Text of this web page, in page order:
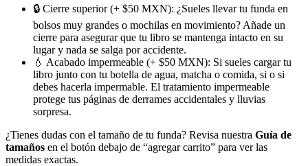
🔒 Cierre superior (+ $50 MXN): ¿Sueles llevar tu funda en
bolsos muy grandes o mochilas en movimiento? Añade un
cierre para asegurar que tu libro se mantenga intacto en su
lugar y nada se salga por accidente.
💧 Acabado impermeable (+ $50 MXN): Si sueles cargar tu
libro junto con tu botella de agua, matcha o comida, si o si
debes hacerla impermable. El tratamiento impermeable
protege tus páginas de derrames accidentales y lluvias
sorpresa.
¿Tienes dudas con el tamaño de tu funda? Revisa nuestra Guía de
tamaños en el botón debajo de “agregar carrito” para ver las
medidas exactas.